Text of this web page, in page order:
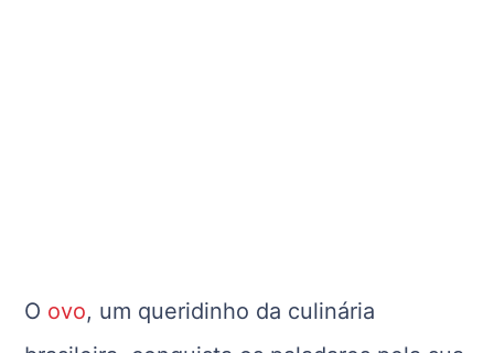
O ovo, um queridinho da culinária